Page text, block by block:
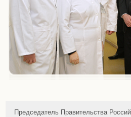
Председатель Правительства